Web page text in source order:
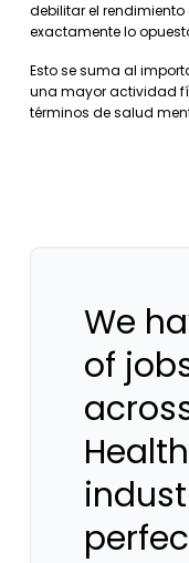
debilitar el
exactamente lo
Esto se suma al
una mayor actividad
términos de salud
We
of